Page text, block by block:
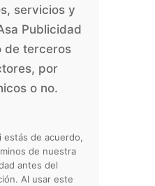
servicios y
Publicidad
de terceros
por
o no.
estás de acuerdo,
de nuestra
antes del
Al usar este